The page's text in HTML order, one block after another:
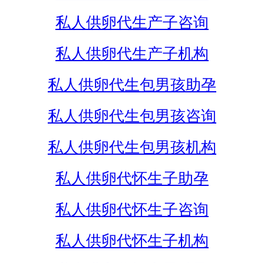
私人供卵代生产子咨询
私人供卵代生产子机构
私人供卵代生包男孩助孕
私人供卵代生包男孩咨询
私人供卵代生包男孩机构
私人供卵代怀生子助孕
私人供卵代怀生子咨询
私人供卵代怀生子机构